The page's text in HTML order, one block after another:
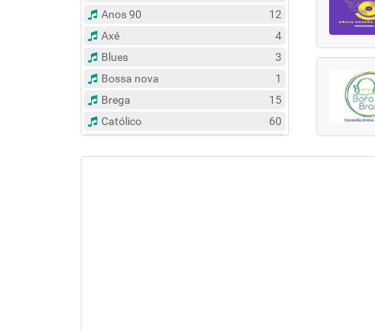
Anos 90
12
Axé
4
Blues
3
Bossa nova
1
Brega
15
Católico
60